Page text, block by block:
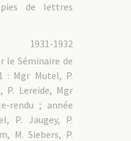
de lettres
1931-1932
le Séminaire de
: Mgr Mutel, P.
P. Lereide, Mgr
rendu ; année
P. Jaugey, P.
M. Siebers, P.